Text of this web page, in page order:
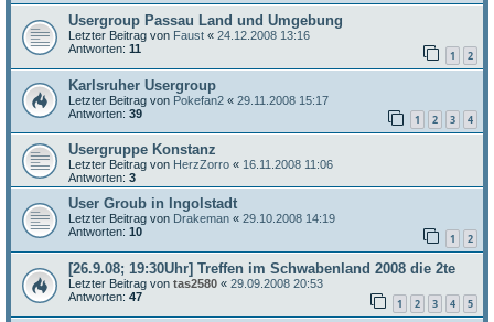
Usergroup Passau Land und Umgebung
Letzter Beitrag von Faust « 24.12.2008 13:16
Antworten: 11 1 2
Karlsruher Usergroup
Letzter Beitrag von Pokefan2 « 29.11.2008 15:17
Antworten: 39 1 2 3 4
Usergruppe Konstanz
Letzter Beitrag von HerzZorro « 16.11.2008 11:06
Antworten: 3
User Groub in Ingolstadt
Letzter Beitrag von Drakeman « 29.10.2008 14:19
Antworten: 10 1 2
[26.9.08; 19:30Uhr] Treffen im Schwabenland 2008 die 2te
Letzter Beitrag von tas2580 « 29.09.2008 20:53
Antworten: 47 1 2 3 4 5